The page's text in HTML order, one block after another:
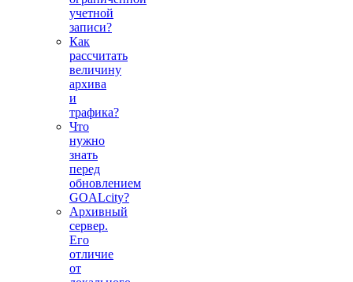
учетной
записи?
Как
рассчитать
величину
архива
и
трафика?
Что
нужно
знать
перед
обновлением
GOALcity?
Архивный
сервер.
Его
отличие
от